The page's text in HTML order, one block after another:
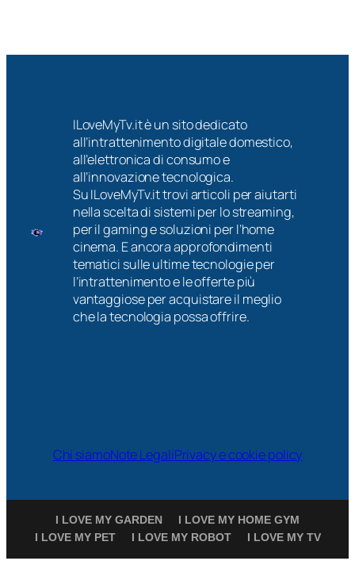
ILoveMyTv.it è un sito dedicato
all’intrattenimento digitale domestico,
all’elettronica di consumo e
all’innovazione tecnologica.
Su ILoveMyTv.it trovi articoli per aiutarti
nella scelta di sistemi per lo streaming,
per il gaming e soluzioni per l’home
cinema. E ancora approfondimenti
tematici sulle ultime tecnologie per
l’intrattenimento e le offerte più
vantaggiose per acquistare il meglio
che la tecnologia possa offrire.
Chi siamoNote LegaliPrivacy e cookie policy
I LOVE MY GARDEN
I LOVE MY HOME GYM
I LOVE MY PET
I LOVE MY ROBOT I LOVE MY TV